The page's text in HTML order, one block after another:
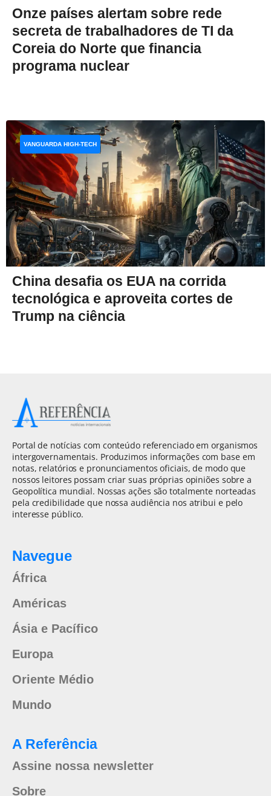
Onze países alertam sobre rede
secreta de trabalhadores de TI da
Coreia do Norte que financia
programa nuclear
China desafia os EUA na corrida
tecnológica e aproveita cortes de
Trump na ciência
VANGUARDA HIGH-TECH
Portal de notícias com conteúdo referenciado em organismos
intergovernamentais. Produzimos informações com base em
notas, relatórios e pronunciamentos oficiais, de modo que
nossos leitores possam criar suas próprias opiniões sobre a
Geopolítica mundial. Nossas ações são totalmente norteadas
pela credibilidade que nossa audiência nos atribui e pelo
interesse público.
Navegue
África
Américas
Ásia e Pacífico
Europa
Oriente Médio
Mundo
A Referência
Assine nossa newsletter
Sobre